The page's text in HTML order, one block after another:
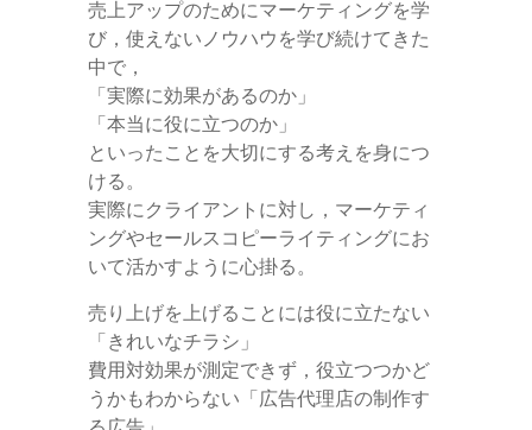
売上アップのためにマーケティングを学
び，使えないノウハウを学び続けてきた
中で，
「実際に効果があるのか」
「本当に役に立つのか」
といったことを大切にする考えを身につ
ける。
実際にクライアントに対し，マーケティ
ングやセールスコピーライティングにお
いて活かすように心掛る。
売り上げを上げることには役に立たない
「きれいなチラシ」
費用対効果が測定できず，役立つつかど
うかもわからない「広告代理店の制作す